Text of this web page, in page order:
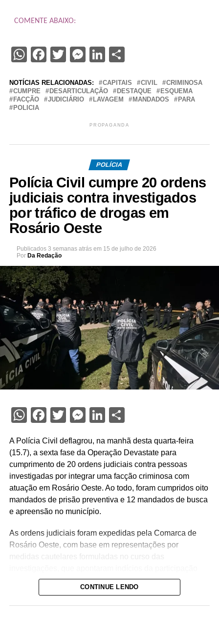
COMENTE ABAIXO:
WhatsApp
Facebook
Twitter
Messenger
LinkedIn
Share
NOTÍCIAS RELACIONADAS: CAPITAIS CIVIL
CRIMINOSA
CUMPRE
DESARTICULAÇÃO DESTAQUE
ESQUEMA
FACÇÃO
JUDICIÁRIO LAVAGEM MANDADOS
PARA
POLICIA
PROPAGANDA
POLÍCIA
Polícia Civil cumpre 20 ordens
judiciais contra investigados
por tráfico de drogas em
Rosário Oeste
Publicados 3 semanas atrás em 15 de julho de 2026
Por Da Redação
WhatsApp
Facebook
Twitter
Messenger
LinkedIn
Share
A Polícia Civil deflagrou, na manhã desta quarta-feira
(15.7), a sexta fase da Operação Devastate para
cumprimento de 20 ordens judiciais contra pessoas
investigadas por integrar uma facção criminosa com
atuação em Rosário Oeste. Ao todo, foram cumpridos oito
mandados de prisão preventiva e 12 mandados de busca
e apreensão no município.
As ordens judiciais foram expedidas pela Comarca de
Rosário Oeste, com base em representações por
medidas cautelares formuladas no curso das
dos alvos no tráfico de drogas na região.
CONTINUE LENDO